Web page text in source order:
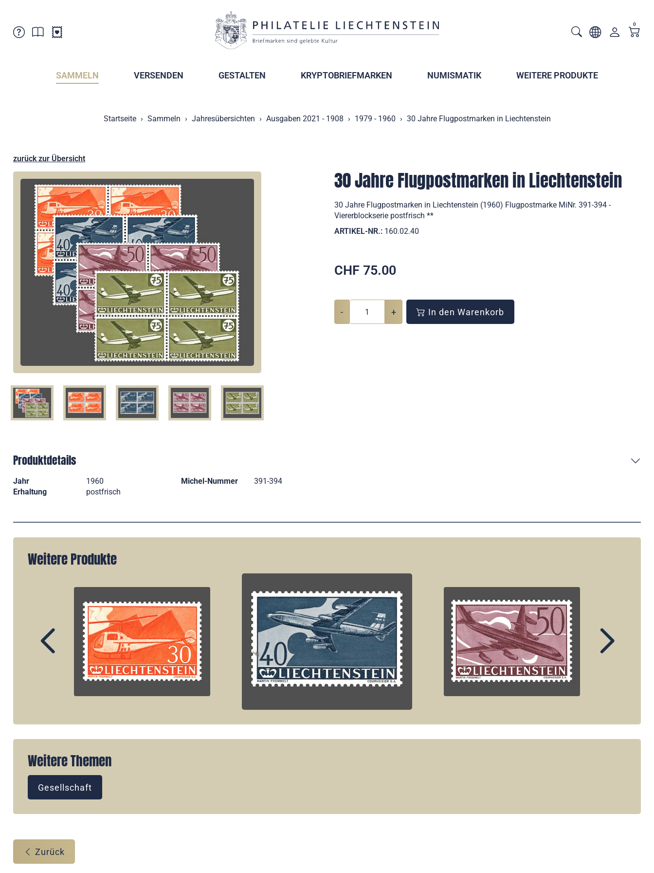
Verkaufsstellen
Postcrossing
Abonnemente
0
SAMMELN VERSENDEN GESTALTEN KRYPTOBRIEFMARKEN NUMISMATIK WEITERE PRODUKTE
Startseite Sammeln Jahresübersichten Ausgaben 2021 - 1908 1979 - 1960 30 Jahre Flugpostmarken in Liechtenstein
zurück zur Übersicht
30 Jahre Flugpostmarken in Liechtenstein
30 Jahre Flugpostmarken in Liechtenstein (1960) Flugpostmarke MiNr. 391-394 -
Viererblockserie postfrisch **
ARTIKEL-NR.: 160.02.40
CHF 75.00
- + In den Warenkorb
Produktdetails
Jahr 1960 Michel-Nummer
391-394
Erhaltung
postfrisch
Weitere Produkte
Weitere Themen
Gesellschaft
Zurück